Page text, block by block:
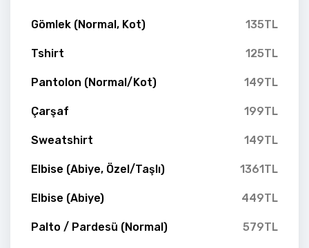
Gömlek (Normal, Kot) 135TL
Tshirt 125TL
Pantolon (Normal/Kot) 149TL
Çarşaf 199TL
Sweatshirt 149TL
Elbise (Abiye, Özel/Taşlı) 1361TL
Elbise (Abiye) 449TL
Palto / Pardesü (Normal) 579TL